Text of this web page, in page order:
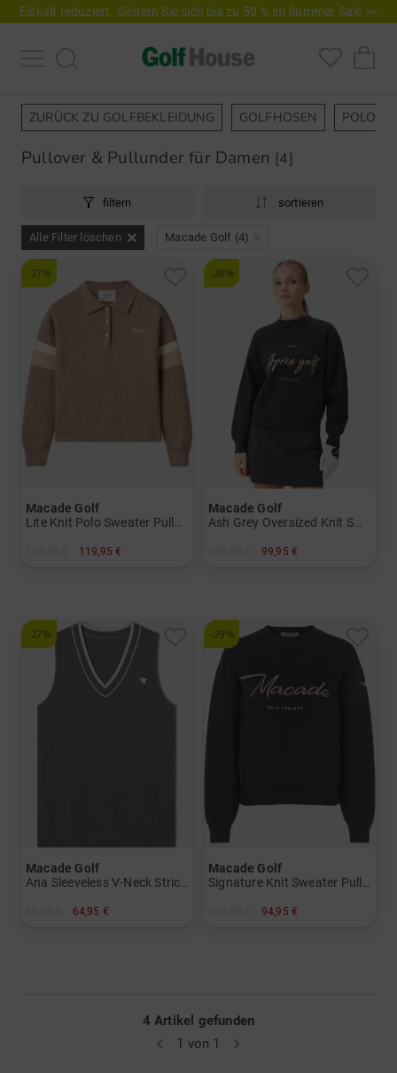
Eiskalt reduziert. Sichern Sie sich bis zu 50 % im Summer Sale >>
ZURÜCK ZU GOLFBEKLEIDUNG GOLFHOSEN
Pullover & Pullunder für Damen [4]
filtern sortieren
Alle Filter löschen Macade Golf (4)
-27%
Macade Golf
119,95 €
-28%
Macade Golf
99,95 €
-27%
Macade Golf
Ana Sleeveless V-Neck Strick Pullunder
64,95 €
-29%
Macade Golf
Signature Knit Sweater Pullover Strick
94,95 €
4 Artikel gefunden
1 von 1